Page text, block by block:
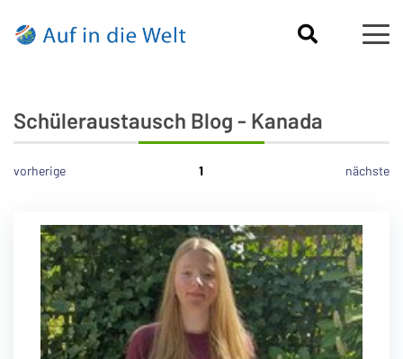
Schüleraustausch Blog - Kanada
vorherige 1 nächste